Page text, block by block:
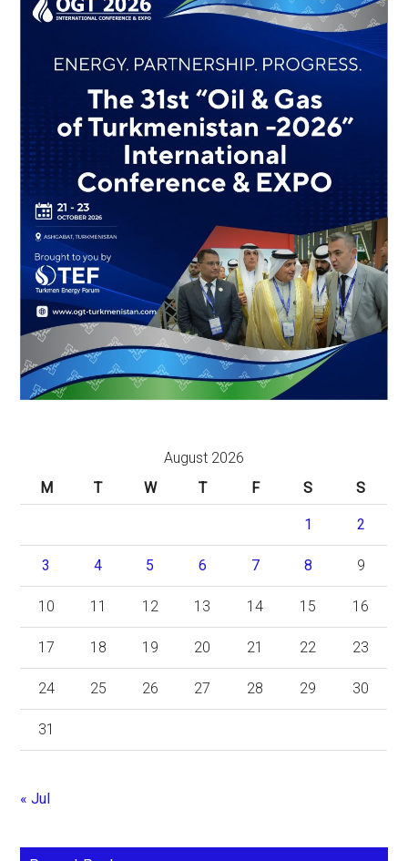
August 2026
M
T W T F S S
1 2
3 4 5 6 7 8 9
10 11 12 13 14 15 16
17 18 19 20 21 22 23
24 25 26 27 28 29 30
31
« Jul